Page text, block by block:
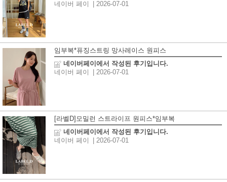
네이버 페이
| 2026-07-01
임부복*퓨징스트링 망사레이스 원피스
네이버페이에서 작성된 후기입니다.
네이버 페이
| 2026-07-01
[라벨D]모밀런 스트라이프 원피스*임부복
네이버페이에서 작성된 후기입니다.
네이버 페이
| 2026-07-01